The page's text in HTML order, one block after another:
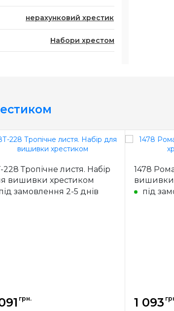
нерахунковий хрестик
Набори хрестом
228 Тропічне листя. Набір
вишивки хрестиком
замовлення 2-5 днів
грн.
1478
вишивки
під
1 093